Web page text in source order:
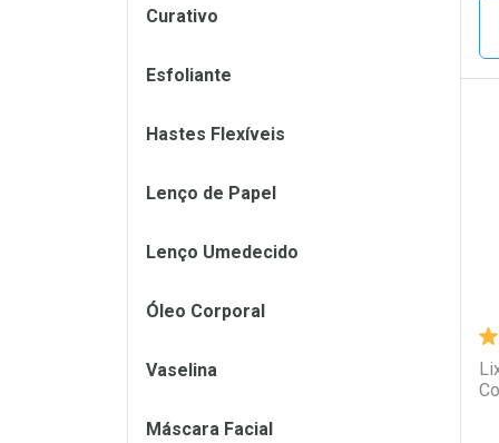
Curativo
Esfoliante
Hastes Flexíveis
Lenço de Papel
Lenço Umedecido
Óleo Corporal
Vaselina
Máscara Facial